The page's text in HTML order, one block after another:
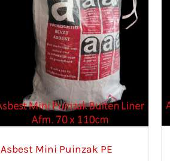
Asbest Mini Puinzak PE